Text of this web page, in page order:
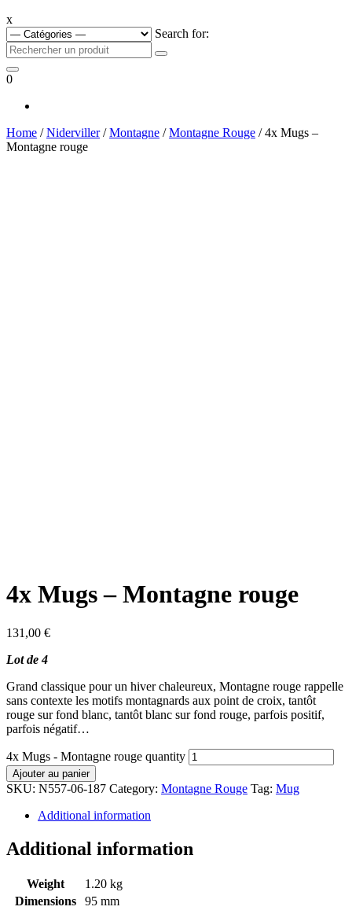
x
Search for:
0
Home /Niderviller/Montagne /Montagne Rouge / 4x Mugs –
Montagne rouge
4x Mugs – Montagne rouge
131,00 €
Lot de 4
Grand classique pour un hiver chaleureux, Montagne rouge rappelle
sans contexte les motifs montagnards aux point de croix, tantôt
rouge sur fond blanc, tantôt blanc sur fond rouge, parfois positif,
parfois négatif…
4x Mugs - Montagne rouge quantity
Ajouter au panier
SKU: N557-06-187 Category: Montagne Rouge Tag: Mug
Additional information
Additional information
Weight
1.20 kg
Dimensions
95 mm